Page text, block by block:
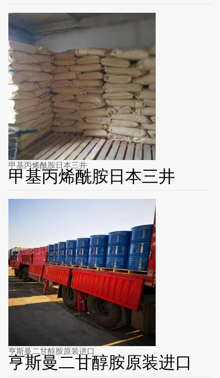
甲基丙烯酰胺日本三井
甲基丙烯酰胺日本三井
亨斯曼二甘醇胺原装进口
亨斯曼二甘醇胺原装进口